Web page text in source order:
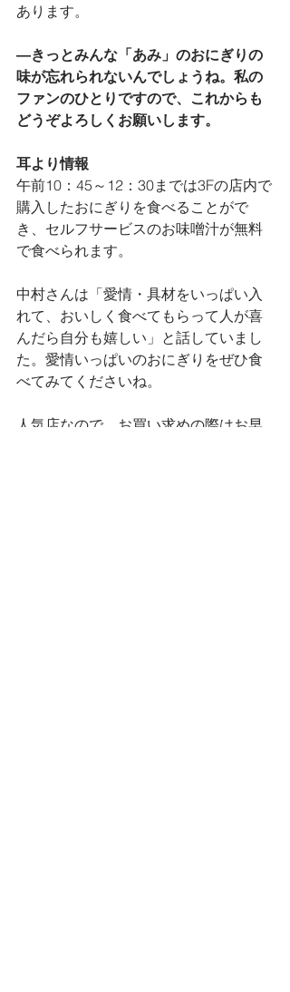
あります。
―きっとみんな「あみ」のおにぎりの
味が忘れられないんでしょうね。私の
ファンのひとりですので、これからも
どうぞよろしくお願いします。
耳より情報
午前10：45～12：30までは3Fの店内で
購入したおにぎりを食べることがで
き、セルフサービスのお味噌汁が無料
で食べられます。
中村さんは「愛情・具材をいっぱい入
れて、おいしく食べてもらって人が喜
んだら自分も嬉しい」と話していまし
た。愛情いっぱいのおにぎりをぜひ食
べてみてくださいね。
人気店なので、お買い求めの際はお早